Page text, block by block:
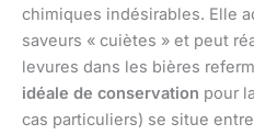
chimiques indésirables. Elle
saveurs « cuiètes » et peut
levures dans les bières
idéale de conservation pour
cas particuliers) se situe entre